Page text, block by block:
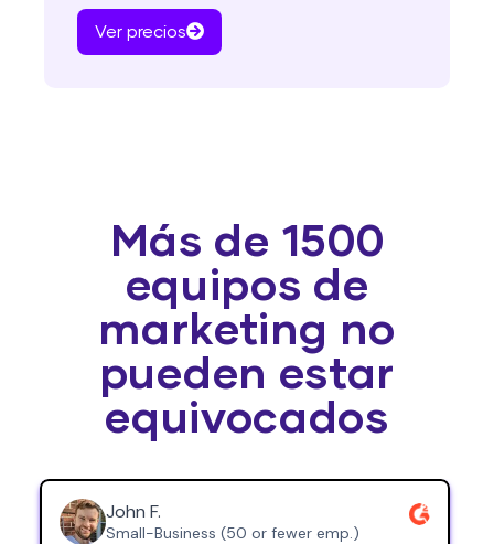
Ver precios
Más de 1500
equipos de
marketing no
pueden estar
equivocados
John F.
Small-Business (50 or fewer emp.)